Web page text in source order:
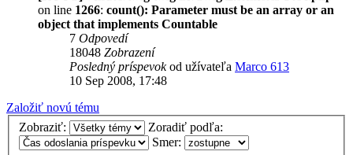
on line 1266: count(): Parameter must be an array or an
object that implements Countable
7 Odpovedí
18048 Zobrazení
Posledný príspevokod užívateľa Marco 613
10 Sep 2008, 17:48
Založiť novú tému
Zobraziť:
Zoradiť podľa:
Smer: